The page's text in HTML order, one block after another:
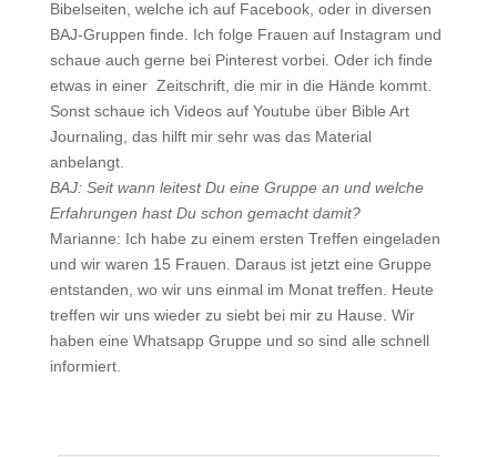
Bibelseiten, welche ich auf Facebook, oder in diversen
BAJ-Gruppen finde. Ich folge Frauen auf Instagram und
schaue auch gerne bei Pinterest vorbei. Oder ich finde
etwas in einer Zeitschrift, die mir in die Hände kommt.
Sonst schaue ich Videos auf Youtube über Bible Art
Journaling, das hilft mir sehr was das Material
anbelangt.
BAJ: Seit wann leitest Du eine Gruppe an und welche
Erfahrungen hast Du schon gemacht damit?
Marianne: Ich habe zu einem ersten Treffen eingeladen
und wir waren 15 Frauen. Daraus ist jetzt eine Gruppe
entstanden, wo wir uns einmal im Monat treffen. Heute
treffen wir uns wieder zu siebt bei mir zu Hause. Wir
haben eine Whatsapp Gruppe und so sind alle schnell
informiert.